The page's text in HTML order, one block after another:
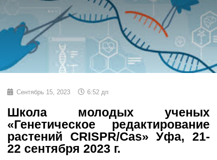
Сентябрь 15, 2023 6:52 дп
Школа молодых ученых
«Генетическое редактирование
растений CRISPR/Cas» Уфа, 21-
22 сентября 2023 г.